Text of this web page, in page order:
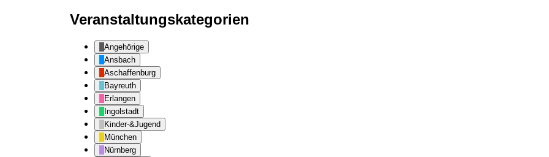
Veranstaltungskategorien
Angehörige
Ansbach
Aschaffenburg
Bayreuth
Erlangen
Ingolstadt
Kinder-&Jugend
München
Nürnberg